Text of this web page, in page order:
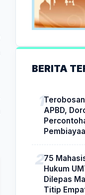
BERITA
APBD,
75
Hukum
Dilepas
Titip